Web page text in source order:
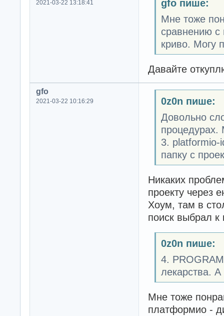
2021-03-22 13:18:41
gfo пише:
Мне тоже
сравнению с
криво. Могу
Давайте
gfo
2021-03-22 10:16:29
0z0n пише:
Довольно
процедурах.
3. platformio-
папку с
Никаких
проекту через
Хоум, там в
поиск выбрал к
0z0n пише:
4.
лекарства. А
Мне тоже
платформио -